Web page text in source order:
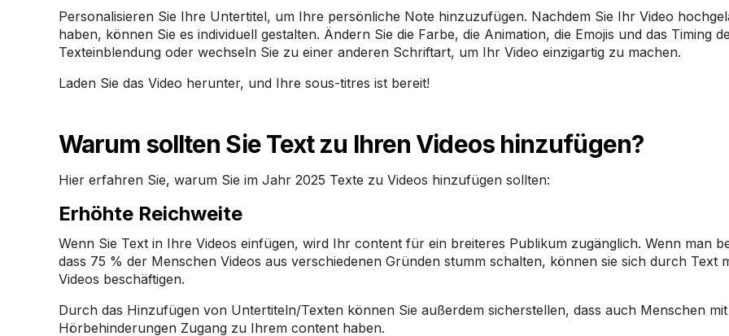
Personalisieren Sie Ihre Untertitel, um Ihre persönliche Note hinzuzufügen. Nachdem Sie Ihr Video
haben, können Sie es individuell gestalten. Ändern Sie die Farbe, die Animation, die Emojis und das Timing
Texteinblendung oder wechseln Sie zu einer anderen Schriftart, um Ihr Video einzigartig zu machen.
Laden Sie das Video herunter, und Ihre sous-titres ist bereit!
Warum sollten Sie Text zu Ihren Videos hinzufügen?
Hier erfahren Sie, warum Sie im Jahr 2025 Texte zu Videos hinzufügen sollten:
Erhöhte Reichweite
Wenn Sie Text in Ihre Videos einfügen, wird Ihr content für ein breiteres Publikum zugänglich. Wenn man
dass 75 % der Menschen Videos aus verschiedenen Gründen stumm schalten, können sie sich durch Text
Videos beschäftigen.
Durch das Hinzufügen von Untertiteln/Texten können Sie außerdem sicherstellen, dass auch Menschen mit
Hörbehinderungen Zugang zu Ihrem content haben.